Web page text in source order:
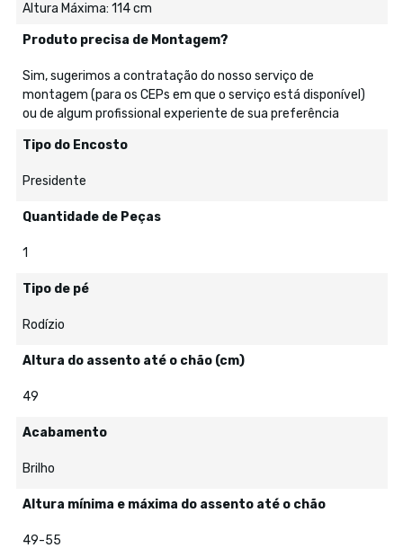
Altura Máxima: 114 cm
Produto precisa de Montagem?
Sim, sugerimos a contratação do nosso serviço de
montagem (para os CEPs em que o serviço está disponível)
ou de algum profissional experiente de sua preferência
Tipo do Encosto
Presidente
Quantidade de Peças
1
Tipo de pé
Rodízio
Altura do assento até o chão (cm)
49
Acabamento
Brilho
Altura mínima e máxima do assento até o chão
49-55